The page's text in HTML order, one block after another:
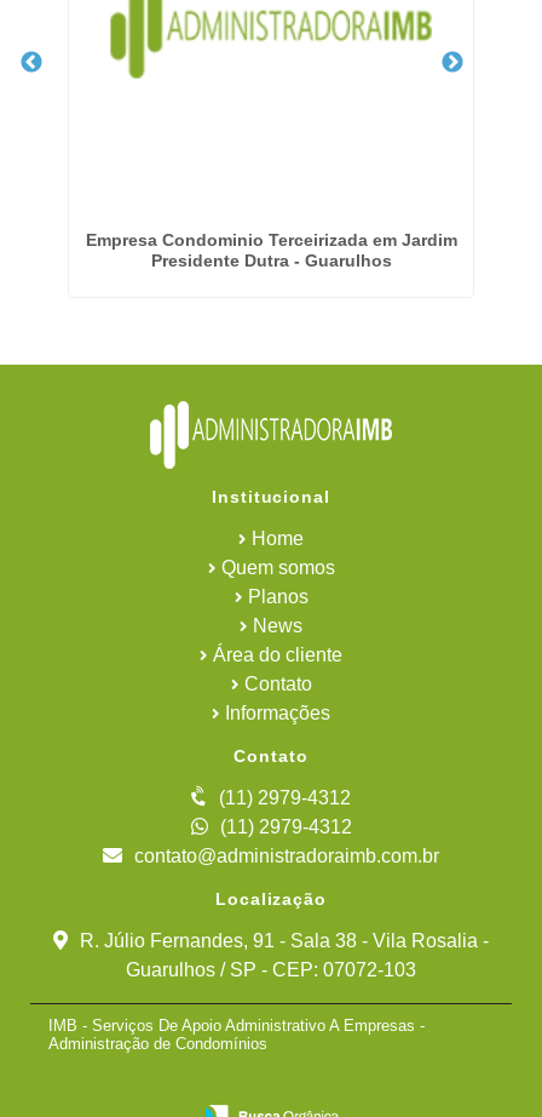
Empresa Condominio Terceirizada em Jardim
Presidente Dutra - Guarulhos
Institucional
Home
Quem somos
Planos
News
Área do cliente
Contato
Informações
Contato
(11) 2979-4312
(11) 2979-4312
contato@administradoraimb.com.br
Localização
R. Júlio Fernandes, 91 - Sala 38 - Vila Rosalia -
Guarulhos / SP - CEP: 07072-103
IMB - Serviços De Apoio Administrativo A Empresas -
Administração de Condomínios